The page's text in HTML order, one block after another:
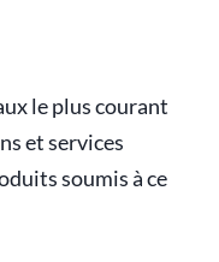
le plus courant
et services
soumis à ce